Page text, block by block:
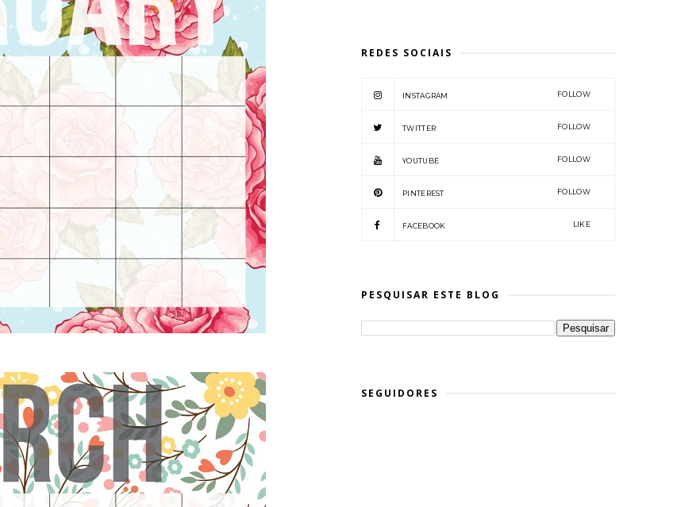
REDES SOCIAIS
INSTAGRAM FOLLOW
TWITTER FOLLOW
YOUTUBE FOLLOW
PINTEREST FOLLOW
FACEBOOK LIKE
PESQUISAR ESTE BLOG
SEGUIDORES